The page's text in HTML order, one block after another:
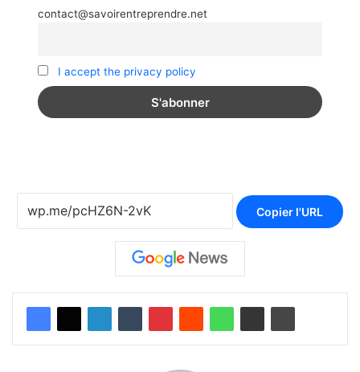
contact@savoirentreprendre.net
I accept the privacy policy
Copier l'URL